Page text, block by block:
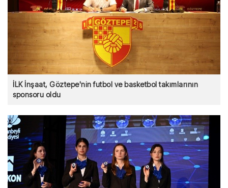
İLK İnşaat, Göztepe'nin futbol ve basketbol takımlarının
sponsoru oldu